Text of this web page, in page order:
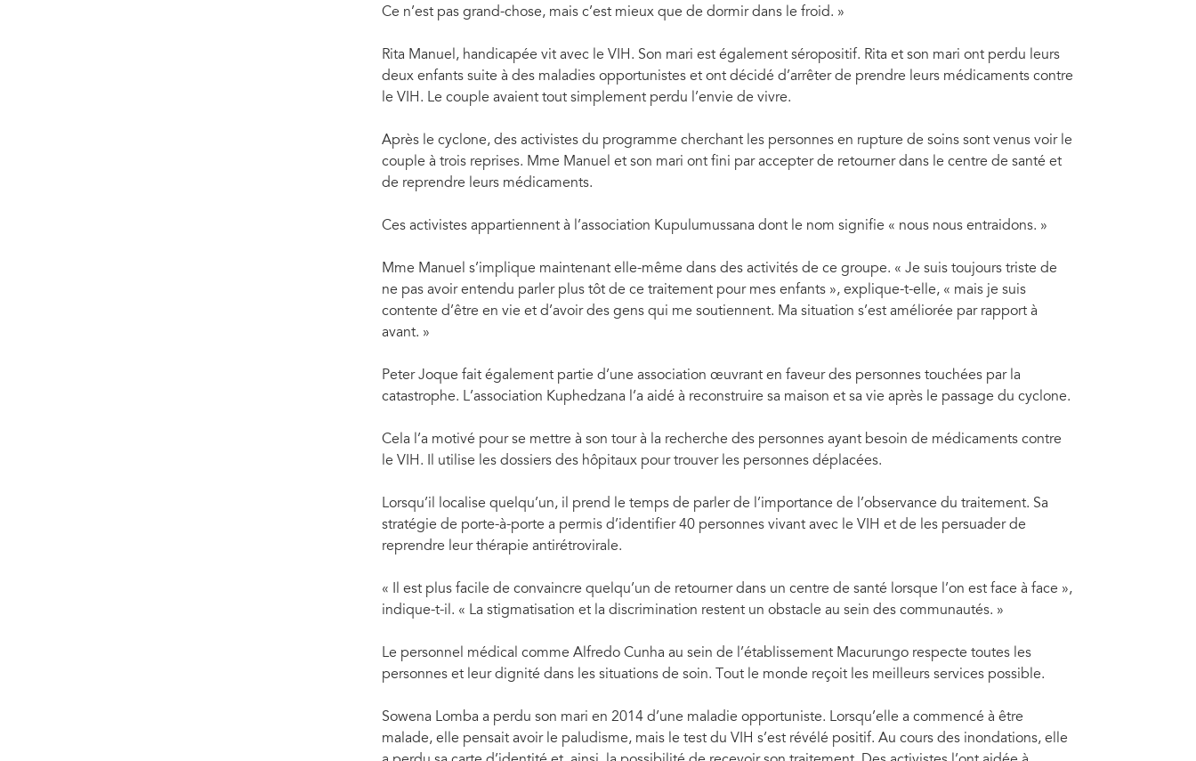
Ce n’est pas grand-chose, mais c’est mieux que de dormir dans le froid. »
Rita Manuel, handicapée vit avec le VIH. Son mari est également séropositif. Rita et son mari ont perdu leurs
deux enfants suite à des maladies opportunistes et ont décidé d’arrêter de prendre leurs médicaments contre
le VIH. Le couple avaient tout simplement perdu l’envie de vivre.
Après le cyclone, des activistes du programme cherchant les personnes en rupture de soins sont venus voir le
couple à trois reprises. Mme Manuel et son mari ont fini par accepter de retourner dans le centre de santé et
de reprendre leurs médicaments.
Ces activistes appartiennent à l’association Kupulumussana dont le nom signifie « nous nous entraidons. »
Mme Manuel s’implique maintenant elle-même dans des activités de ce groupe. « Je suis toujours triste de
ne pas avoir entendu parler plus tôt de ce traitement pour mes enfants », explique-t-elle, « mais je suis
contente d’être en vie et d’avoir des gens qui me soutiennent. Ma situation s’est améliorée par rapport à
avant. »
Peter Joque fait également partie d’une association œuvrant en faveur des personnes touchées par la
catastrophe. L’association Kuphedzana l’a aidé à reconstruire sa maison et sa vie après le passage du cyclone.
Cela l’a motivé pour se mettre à son tour à la recherche des personnes ayant besoin de médicaments contre
le VIH. Il utilise les dossiers des hôpitaux pour trouver les personnes déplacées.
Lorsqu’il localise quelqu’un, il prend le temps de parler de l’importance de l’observance du traitement. Sa
stratégie de porte-à-porte a permis d’identifier 40 personnes vivant avec le VIH et de les persuader de
reprendre leur thérapie antirétrovirale.
« Il est plus facile de convaincre quelqu’un de retourner dans un centre de santé lorsque l’on est face à face »,
indique-t-il. « La stigmatisation et la discrimination restent un obstacle au sein des communautés. »
Le personnel médical comme Alfredo Cunha au sein de l’établissement Macurungo respecte toutes les
personnes et leur dignité dans les situations de soin. Tout le monde reçoit les meilleurs services possible.
Sowena Lomba a perdu son mari en 2014 d’une maladie opportuniste. Lorsqu’elle a commencé à être
malade, elle pensait avoir le paludisme, mais le test du VIH s’est révélé positif. Au cours des inondations, elle